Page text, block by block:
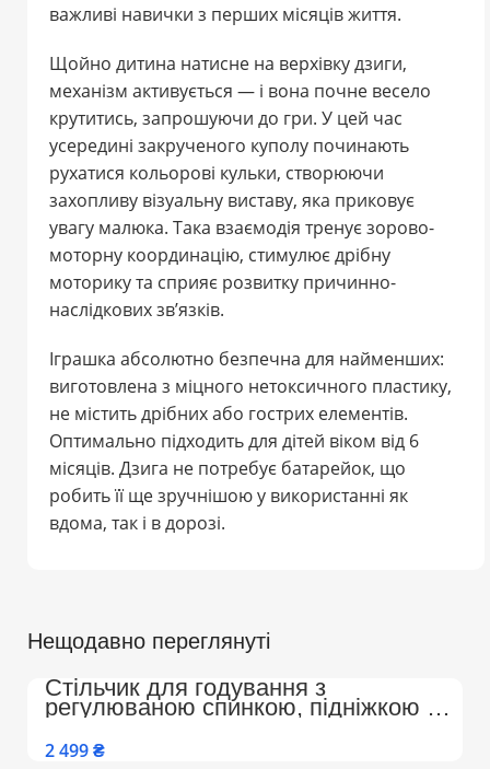
важливі навички з перших місяців життя.
Щойно дитина натисне на верхівку дзиги,
механізм активується — і вона почне весело
крутитись, запрошуючи до гри. У цей час
усередині закрученого куполу починають
рухатися кольорові кульки, створюючи
захопливу візуальну виставу, яка приковує
увагу малюка. Така взаємодія тренує зорово-
моторну координацію, стимулює дрібну
моторику та сприяє розвитку причинно-
наслідкових зв’язків.
Іграшка абсолютно безпечна для найменших:
виготовлена з міцного нетоксичного пластику,
не містить дрібних або гострих елементів.
Оптимально підходить для дітей віком від 6
місяців. Дзига не потребує батарейок, що
робить її ще зручнішою у використанні як
вдома, так і в дорозі.
Нещодавно переглянуті
Стільчик для годування з
регулюваною спинкою, підніжкою на
колесах Преміум (Бежево-Білий)
₴